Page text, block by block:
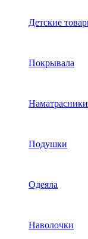
Детские
Покрывала
Наматрасники
Подушки
Одеяла
Наволочки